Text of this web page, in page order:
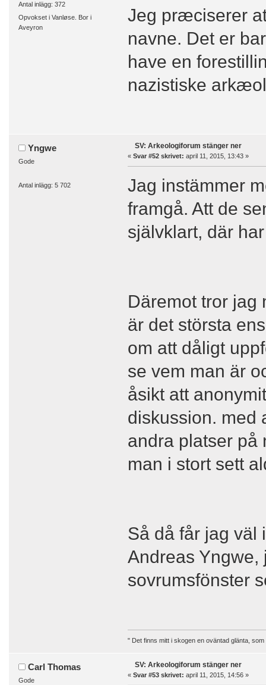
Antal inlägg: 372
Opvokset i Vanløse. Bor i
Aveyron
Jeg præciserer
navne. Det er
have en
nazistiske
Yngwe
Gode
Antal inlägg: 5 702
SV: Arkeologiforum stänger ner
« Svar #52 skrivet: april 11, 2015, 13:43 »
Jag instämmer
framgå. Att de
självklart, där
Däremot tror jag
är det största
om att dåligt
se vem man är
åsikt att
diskussion. med
andra platser på
man i stort sett
Så då får jag väl
Andreas Yngwe,
sovrumsfönster
" Det finns mitt i skogen en oväntad glänta,
Carl Thomas
Gode
SV: Arkeologiforum stänger ner
« Svar #53 skrivet: april 11, 2015, 14:56 »